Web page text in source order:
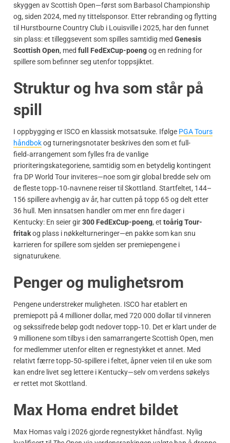
skyggen av Scottish Open—først som Barbasol Championship
og, siden 2024, med ny tittelsponsor. Etter rebranding og flytting
til Hurstbourne Country Club i Louisville i 2025, har den funnet
sin plass: et tilleggsevent som spilles samtidig med Genesis
Scottish Open, med full FedExCup-poengog en redning for
spillere som befinner seg utenfor toppsjiktet.
Struktur og hva som står på
spill
I oppbygging er ISCO en klassisk motsatsuke. Ifølge PGA Tours
håndbokog turneringsnotater beskrives den som et full-
field‑arrangement som fylles fra de vanlige
prioriteringskategoriene, samtidig som en betydelig kontingent
fra DP World Tour inviteres—noe som gir global bredde selv om
de fleste topp‑10‑navnene reiser til Skottland. Startfeltet, 144–
156 spillere avhengig av år, har cutten på topp 65 og delt etter
36 hull. Men innsatsen handler om mer enn fire dager i
Kentucky: En seier gir300 FedExCup-poeng, et toårig Tour-
fritakog plass i nøkkelturneringer—en pakke som kan snu
karrieren for spillere som sjelden ser premiepengene i
signaturukene.
Penger og mulighetsrom
Pengene understreker muligheten. ISCO har etablert en
premiepott på 4 millioner dollar, med 720 000 dollar til vinneren
og sekssifrede beløp godt nedover topp‑10. Det er klart under de
9 millionene som tilbys i den samarrangerte Scottish Open, men
for medlemmer utenfor eliten er regnestykket et annet. Med
relativt færre topp‑50‑spillere i feltet, åpner veien til en uke som
kan endre livet seg lettere i Kentucky—selv om verdens søkelys
er rettet mot Skottland.
Max Homa endret bildet
Max Homas valg i 2026 gjorde regnestykket håndfast. Nylig